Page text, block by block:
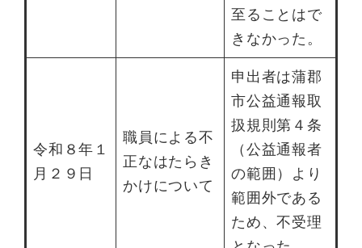
至ることはで
きなかった。
令和８年１
月２９日
職員による不
正なはたらき
かけについて
申出者は蒲郡
市公益通報取
扱規則第４条
（公益通報者
の範囲）より
範囲外である
ため、不受理